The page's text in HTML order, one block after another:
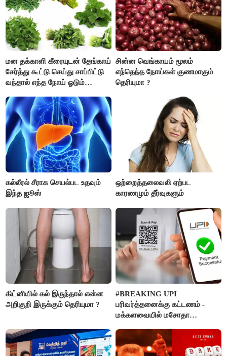
மன தக்காளி கீரையுடன் தேங்காய்
சேர்த்து கூட்டு செய்து சாப்பிட்டு
வந்தால் எந்த நோய் ஓடும்
சின்ன வெங்காயம் மூலம்
எந்தெந்த நோய்கள் குணமாகும்
தெரியுமா ?
கல்லீரல் சீராக செயல்பட உதவும்
இந்த ஜூஸ்
ஒற்றைத்தலைவலி ஏற்பட
காரணமும் தீர்வுகளும்
கிட்னியில் கல் இருந்தால் என்ன
அறிகுறி இருக்கும் தெரியுமா ?
#BREAKING UPI
பரிவர்த்தனைக்கு கட்டணம் -
மக்களவையில் மசோதா